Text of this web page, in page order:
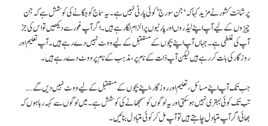
پرشانت کشور نے مزید کہا کہ ‘جن سورج’ کوئی پارٹی نہیں ہے۔ یہ سماج کو جگانے کی کوشش ہے کہ جن
چیزوں کے لیے آپ اپنے لیڈروں اور پارٹیوں پر الزام لگا رہے ہیں۔ اگر آپ غور سے دیکھیں تو اس کی جڑ
آپ کی غلطی ہے۔ جہاں آپ اپنے بچوں کے مستقبل کے لیے ووٹ نہیں دے رہے ہیں۔ آپ تعلیم اور
روزگار کی بات کر رہے ہیں لیکن آپ ذات کے نام پر، مذہب کے نام پر ووٹ دے رہے ہیں۔
جب تک آپ اپنے مسائل، تعلیم اور روزگار، اپنے بچوں کے مستقبل کے لیے ووٹ نہیں دیں گے….
تب تک کوئی بہتری نہیں ہو سکتی اور یہ لوگوں کو سمجھانے کی کوشش ہے۔ میں لوگوں سے کہہ رہا ہوں کہ
بھائی اگر آپ متبادل چاہتے ہیں تو آپ مل کر کوئی متبادل بنائیں۔